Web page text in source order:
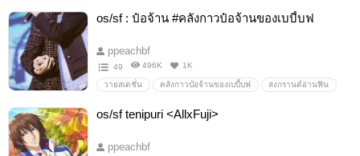
OsaHina
os/sf : ป๋อจ้าน #คลังกาวป๋อจ้านของเบบี้บฟ
ppeachbf
49 496K 1K
วายสเตชั่น คลังกาวป๋อจ้านของเบบี้บฟ สงกรานต์อ่านฟิน
os/sf tenipuri <AllxFuji>
ppeachbf